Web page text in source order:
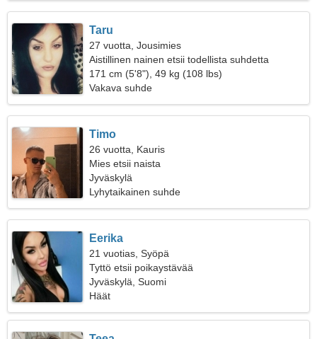
Taru
27 vuotta, Jousimies
Aistillinen nainen etsii todellista suhdetta
171 cm (5'8"), 49 kg (108 lbs)
Vakava suhde
Timo
26 vuotta, Kauris
Mies etsii naista
Jyväskylä
Lyhytaikainen suhde
Eerika
21 vuotias, Syöpä
Tyttö etsii poikaystävää
Jyväskylä, Suomi
Häät